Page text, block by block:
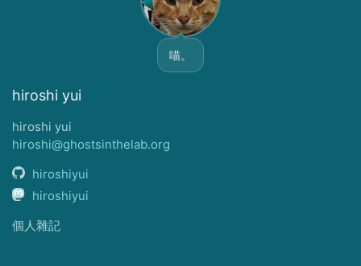
喵。
hiroshi yui
hiroshi yui
hiroshi@ghostsinthelab.org
hiroshiyui
hiroshiyui
個人雜記